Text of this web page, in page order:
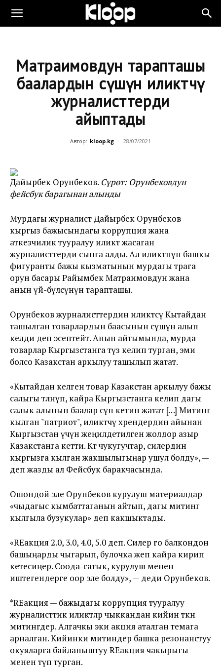
Матраимовдун тарапташы
баалардын өсүшүнө иликтөөчү
журналисттерди
айыптады
Автор: kloop.kg - 28/07/2021
Дайырбек Орунбеков. Сүрөт: Орунбековдун
фейсбук барагынан алынды
Мурдагы журналист Дайырбек Орунбеков
кыргыз бажысындагы коррупция жана
аткезчилик тууралуу иликтөө жасаган
журналисттерди сынга алды. Ал иликтөөнүн башкы
фигуранты бажы кызматынын мурдагы төрага
орун басары Райымбек Матраимовдун жана
анын үй-бүлөсүнүн тарапташы.
Орунбеков журналисттердин иликтөөсү Кытайдан
ташылган товарлардын баасынын өсүшүнө алып
келди деп эсептейт. Анын айтымында, мурда
товарлар Кыргызстанга түз келип турган, эми
болсо Казакстан аркылуу ташылып жатат.
«Кытайдан келген товар Казакстан аркылуу бажы
салыгы төлөнүп, кайра Кыргызстанга келип дагы
салык алынып баалар өсүп кетип жатат […] Митинг
кылган "патриот", иликтөөчү хрендердин айынан
Кыргызстан үчүн жеңилдетилген жолдор азыр
Казакстанга кетти. Көт чукугучтар, силердин
кыргызга кылган жакшылыгыңар ушул болду», —
деп жазды ал Фейсбук баракчасында.
Ошондой эле Орунбеков курулуш материалдар
«чыдагыс кымбаттаганын айтып, дагы митинг
кылгыла бузукулар» деп какшыктады.
«RЕакция 2.0, 3.0, 4.0, 5.0 деп. Силер го балкондон
башыңарды чыгарып, булочка жеп кайра кирип
кетесиңер. Соода-сатык, курулуш менен
иштегендерге оор эле болду», — деди Орунбеков.
*RЕакция — бажыдагы коррупция тууралуу
журналисттик иликтөөлөр чыккандан кийин өткөн
митингдер. Алгачкы эки акция аталган темага
арналган. Кийинки митиндер башка резонанстуу
окуяларга байланыштуу REакция чакырыгы
менен өтүп турган.